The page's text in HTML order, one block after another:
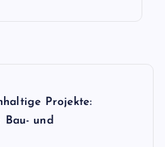
Projekte:
Bau- und